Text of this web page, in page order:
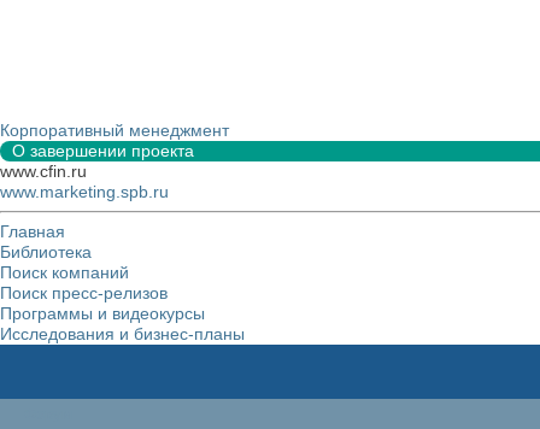
Корпоративный менеджмент
О завершении проекта
www.cfin.ru
www.marketing.spb.ru
Главная
Библиотека
Поиск компаний
Поиск пресс-релизов
Программы и видеокурсы
Исследования и бизнес-планы